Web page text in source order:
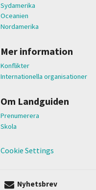
Sydamerika
Oceanien
Nordamerika
Mer information
Konflikter
Internationella organisationer
Om Landguiden
Prenumerera
Skola
Cookie Settings
Nyhetsbrev